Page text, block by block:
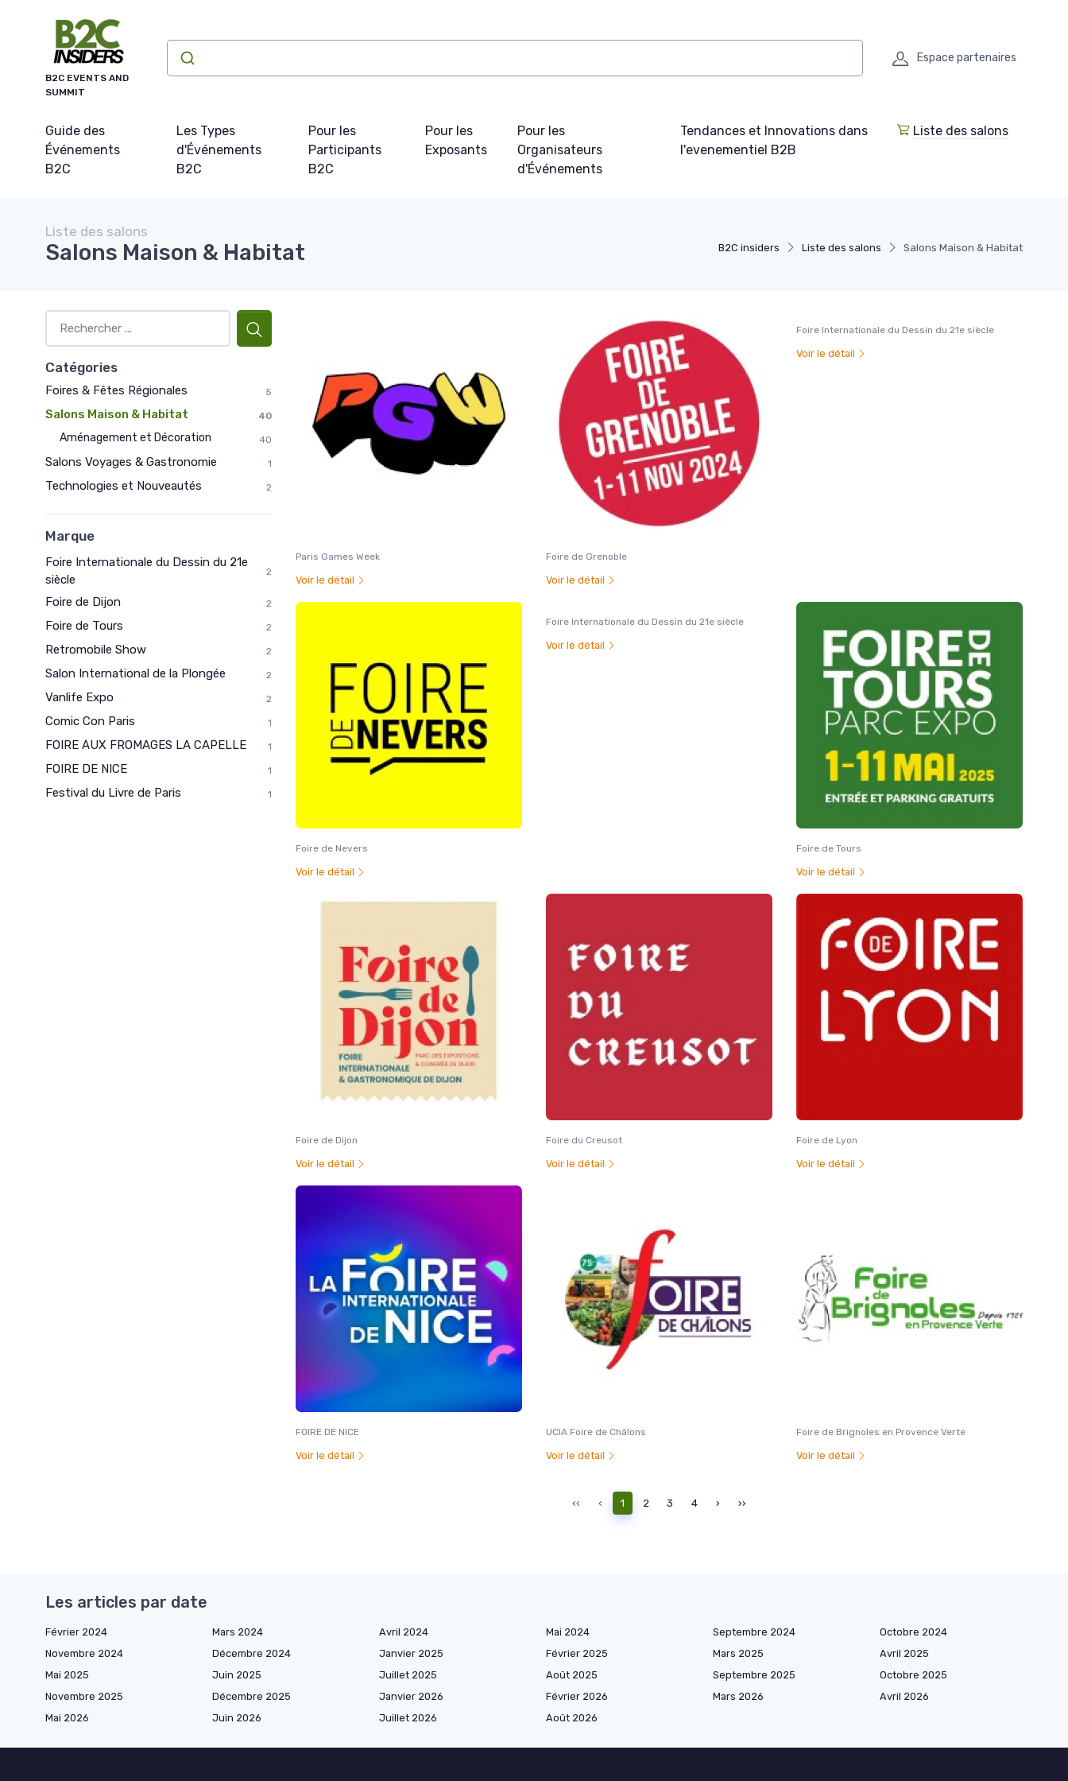
B2C EVENTS AND
SUMMIT
Espace partenaires
Guide des
Événements
B2C
Les Types
d'Événements
B2C
Pour les
Participants
B2C
Pour les
Exposants
Pour les
Organisateurs
d'Événements
Tendances et Innovations dans
l'evenementiel B2B
Liste des salons
B2C insiders Liste des salons Salons Maison & Habitat
Liste des salons
Salons Maison & Habitat
Catégories
Foires & Fêtes Régionales 5
Salons Maison & Habitat 40
Aménagement et Décoration 40
Salons Voyages & Gastronomie 1
Technologies et Nouveautés 2
Marque
Foire Internationale du Dessin du 21e
siècle
2
Foire de Dijon 2
Foire de Tours 2
Retromobile Show 2
Salon International de la Plongée 2
Vanlife Expo 2
Comic Con Paris 1
FOIRE AUX FROMAGES LA CAPELLE 1
FOIRE DE NICE 1
Festival du Livre de Paris 1
Paris Games Week
Voir le détail
Foire de Grenoble
Voir le détail
Foire Internationale du Dessin du 21e siècle
Voir le détail
Foire de Nevers
Voir le détail
Foire Internationale du Dessin du 21e siècle
Voir le détail
Foire de Tours
Voir le détail
Foire de Dijon
Voir le détail
Foire du Creusot
Voir le détail
Foire de Lyon
Voir le détail
FOIRE DE NICE
Voir le détail
UCIA Foire de Châlons
Voir le détail
Foire de Brignoles en Provence Verte
Voir le détail
‹‹ ‹ 1 2 3 4 › ››
Les articles par date
Février 2024 Mars 2024 Avril 2024 Mai 2024 Septembre 2024
Octobre 2024
Novembre 2024
Décembre 2024 Janvier 2025 Février 2025 Mars 2025
Avril 2025
Mai 2025
Juin 2025 Juillet 2025 Août 2025 Septembre 2025
Octobre 2025
Novembre 2025
Décembre 2025 Janvier 2026 Février 2026 Mars 2026
Avril 2026
Mai 2026
Juin 2026 Juillet 2026 Août 2026